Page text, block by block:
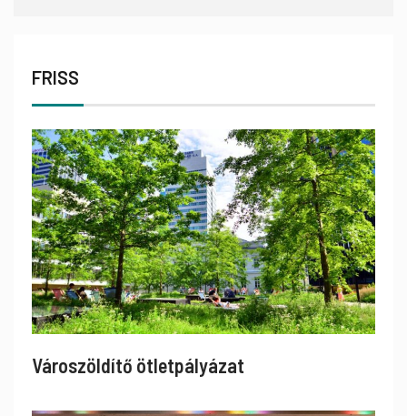
FRISS
Városzöldítő ötletpályázat